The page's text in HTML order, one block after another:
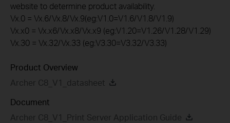
website to determine product availability.
Vx.0 = Vx.6/Vx.8/Vx.9(eg:V1.0=V1.6/V1.8/V1.9)
Vx.x0 = Vx.x6/Vx.x8/Vx.x9 (eg:V1.20=V1.26/V1.28/V1.29)
Vx.30 = Vx.32/Vx.33 (eg:V3.30=V3.32/V3.33)
Product Overview
Archer C8_V1_datasheet
Document
Archer C8_V1_Print Server Application Guide